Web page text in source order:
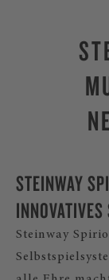
STEINWAY
Steinway